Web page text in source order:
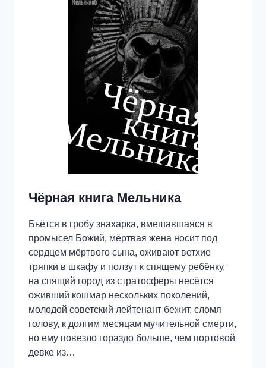
Чёрная книга Мельника
Бьётся в гробу знахарка, вмешавшаяся в
промысел Божий, мёртвая жена носит под
сердцем мёртвого сына, оживают ветхие
тряпки в шкафу и ползут к спящему ребёнку,
на спящий город из стратосферы несётся
оживший кошмар нескольких поколений,
молодой советский лейтенант бежит, сломя
голову, к долгим месяцам мучительной смерти,
но ему повезло гораздо больше, чем портовой
девке из…